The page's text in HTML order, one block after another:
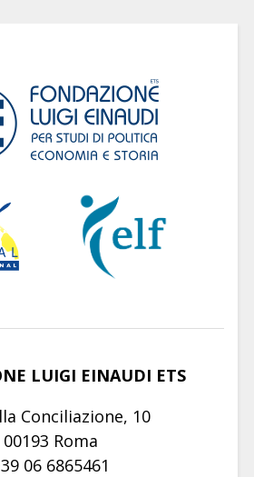
LUIGI EINAUDI ETS
Conciliazione, 10
00193 Roma
06 6865461